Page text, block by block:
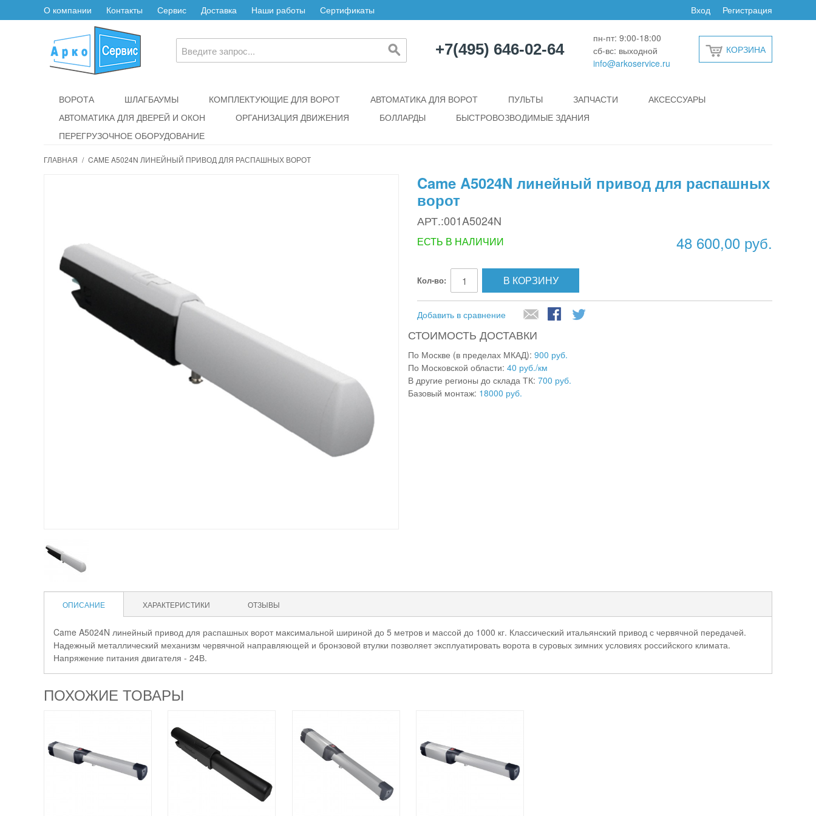
О компании Контакты Сервис Доставка Наши работы Сертификаты Регистрация
Вход
+7(495) 646-02-64
пн-пт: 9:00-18:00
сб-вс: выходной
info@arkoservice.ru
КОРЗИНА
ВОРОТА ШЛАГБАУМЫ КОМПЛЕКТУЮЩИЕ ДЛЯ ВОРОТ АВТОМАТИКА ДЛЯ ВОРОТ ПУЛЬТЫ ЗАПЧАСТИ
АКСЕССУАРЫ
АВТОМАТИКА ДЛЯ ДВЕРЕЙ И ОКОН
ОРГАНИЗАЦИЯ ДВИЖЕНИЯ БОЛЛАРДЫ
БЫСТРОВОЗВОДИМЫЕ ЗДАНИЯ
ПЕРЕГРУЗОЧНОЕ ОБОРУДОВАНИЕ
ГЛАВНАЯ / CAME A5024N ЛИНЕЙНЫЙ ПРИВОД ДЛЯ РАСПАШНЫХ ВОРОТ
Came A5024N линейный привод для распашных
ворот
АРТ.:001A5024N
48 600,00 руб.
ЕСТЬ В НАЛИЧИИ
Кол-во: В КОРЗИНУ
Добавить в сравнение
СТОИМОСТЬ ДОСТАВКИ
По Москве (в пределах МКАД): 900 руб.
По Московской области: 40 руб./км
В другие регионы до склада ТК: 700 руб.
Базовый монтаж: 18000 руб.
ОПИСАНИЕ ХАРАКТЕРИСТИКИ ОТЗЫВЫ
Came A5024N линейный привод для распашных ворот максимальной шириной до 5 метров и массой до 1000 кг. Классический итальянский привод с червячной передачей.
Надежный металлический механизм червячной направляющей и бронзовой втулки позволяет эксплуатировать ворота в суровых зимних условиях российского климата.
Напряжение питания двигателя - 24В.
ПОХОЖИЕ ТОВАРЫ